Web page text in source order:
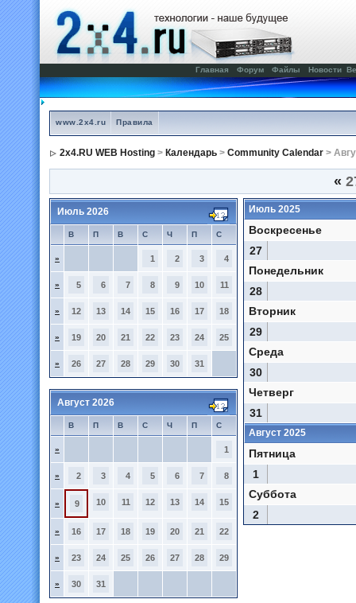
Главная Форум Файлы Новости
www.2x4.ru Правила
2x4.RU WEB Hosting > Календарь > Community Calendar >
«
Июль 2026
В П В С Ч П С
» 1 2 3 4
» 5 6 7 8 9 10 11
» 12 13 14 15 16 17 18
» 19 20 21 22 23 24 25
» 26 27 28 29 30 31
Август 2026
В П В С Ч П С
» 1
» 2 3 4 5 6 7 8
» 9 10 11 12 13 14 15
» 16 17 18 19 20 21 22
» 23 24 25 26 27 28 29
» 30 31
Июль 2025
Воскресенье
27
Понедельник
28
Вторник
29
Среда
30
Четверг
31
Август 2025
Пятница
1
Суббота
2